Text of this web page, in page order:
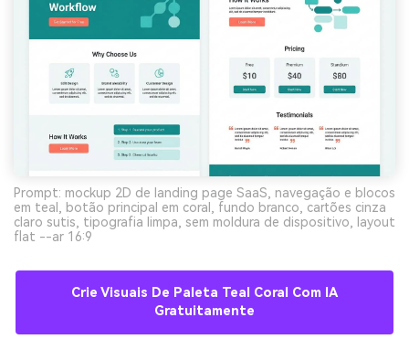
Prompt: mockup 2D de landing page SaaS, navegação e blocos
em teal, botão principal em coral, fundo branco, cartões cinza
claro sutis, tipografia limpa, sem moldura de dispositivo, layout
flat --ar 16:9
Crie Visuais De Paleta Teal Coral Com IA
Gratuitamente